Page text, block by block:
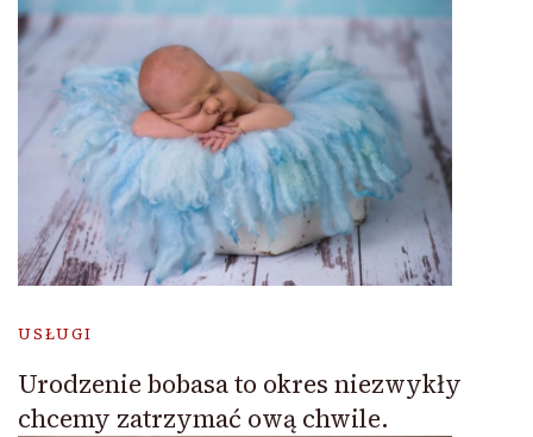
USŁUGI
Urodzenie bobasa to okres niezwykły
chcemy zatrzymać ową chwile.